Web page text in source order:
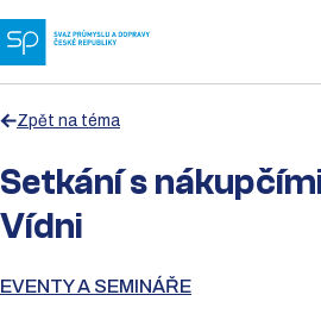
Zpět na téma
Setkání s
Vídni
EVENTY A SEMINÁŘE